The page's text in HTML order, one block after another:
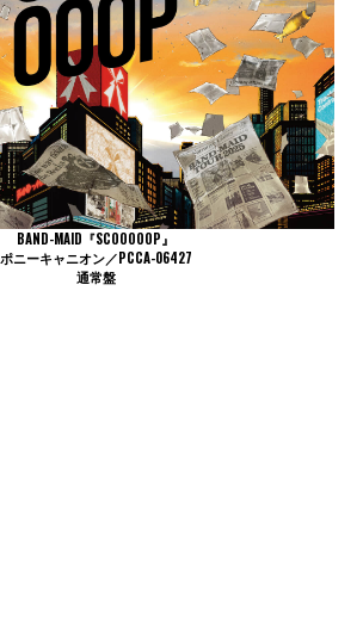
BAND-MAID『SCOOOOOP』
ポニーキャニオン／PCCA-06427
通常盤